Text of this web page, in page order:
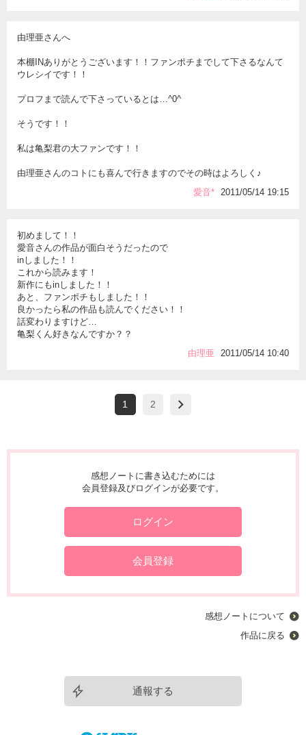
由理亜さんへ
本棚INありがとうございます！！ファンポチまでして下さるなんて
ウレシイです！！
プロフまで読んで下さっているとは…^0^
そうです！！
私は亀梨君の大ファンです！！
由理亜さんのコトにも喜んで行きますのでその時はよろしく♪
愛音*
2011/05/14 19:15
初めまして！！
愛音さんの作品が面白そうだったので
inしました！！
これから読みます！
新作にもinしました！！
あと、ファンポチもしました！！
良かったら私の作品も読んでください！！
話変わりますけど…
亀梨くん好きなんですか？？
由理亜
2011/05/14 10:40
1 2
感想ノートに書き込むためには
会員登録及びログインが必要です。
ログイン
会員登録
感想ノートについて
作品に戻る
通報する